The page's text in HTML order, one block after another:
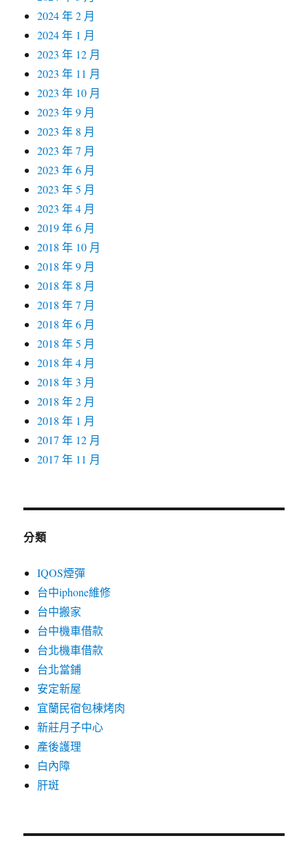
2024 年 2 月
2024 年 1 月
2023 年 12 月
2023 年 11 月
2023 年 10 月
2023 年 9 月
2023 年 8 月
2023 年 7 月
2023 年 6 月
2023 年 5 月
2023 年 4 月
2019 年 6 月
2018 年 10 月
2018 年 9 月
2018 年 8 月
2018 年 7 月
2018 年 6 月
2018 年 5 月
2018 年 4 月
2018 年 3 月
2018 年 2 月
2018 年 1 月
2017 年 12 月
2017 年 11 月
分類
IQOS煙彈
台中iphone維修
台中搬家
台中機車借款
台北機車借款
台北當鋪
安定新屋
宜蘭民宿包棟烤肉
新莊月子中心
產後護理
白內障
肝斑